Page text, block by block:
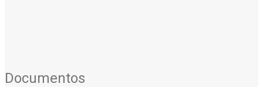
Documentos